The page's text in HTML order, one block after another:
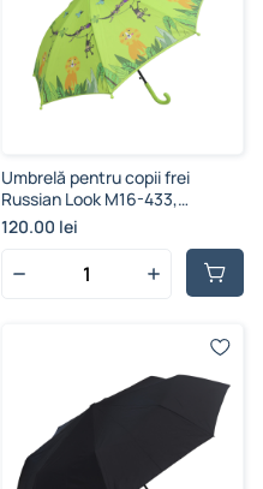
Umbrelă pentru copii frei
Russian Look M16-433,
semiautomat, poliester, 79 cm
120.00 lei